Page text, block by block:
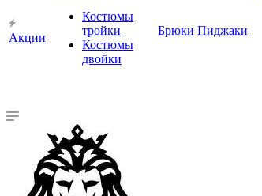
Акции
Костюмы
тройки
Костюмы
двойки
Брюки Пиджаки